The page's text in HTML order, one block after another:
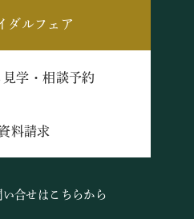
ダルフェア
見学・相談予約
料請求
合せはこちらから